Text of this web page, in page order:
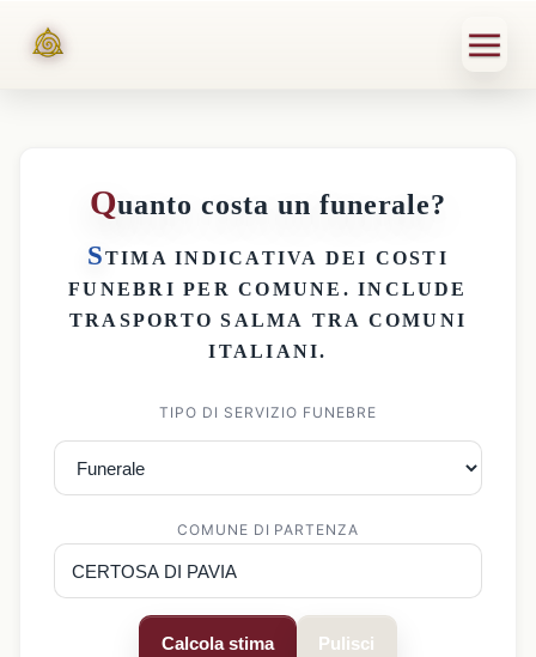
Quanto costa un funerale?
STIMA INDICATIVA DEI COSTI
FUNEBRI PER COMUNE . INCLUDE
TRASPORTO SALMA TRA COMUNI
ITALIANI.
TIPO DI SERVIZIO FUNEBRE
COMUNE DI PARTENZA
Calcola stima Pulisci